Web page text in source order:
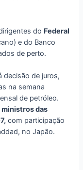
do Federal
e do Banco
de perto.
decisão de juros,
na semana
de petróleo.
das
com participação
no Japão.